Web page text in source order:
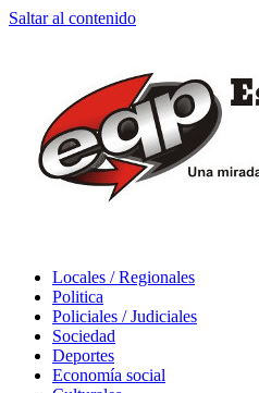
Saltar al contenido
Locales / Regionales
Politica
Policiales / Judiciales
Sociedad
Deportes
Economía social